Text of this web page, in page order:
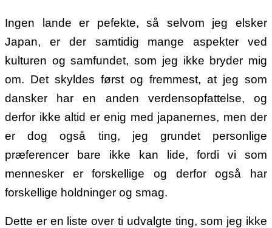
Ingen lande er pefekte, så selvom jeg elsker
Japan, er der samtidig mange aspekter ved
kulturen og samfundet, som jeg ikke bryder mig
om. Det skyldes først og fremmest, at jeg som
dansker har en anden verdensopfattelse, og
derfor ikke altid er enig med japanernes, men der
er dog også ting, jeg grundet personlige
præferencer bare ikke kan lide, fordi vi som
mennesker er forskellige og derfor også har
forskellige holdninger og smag.
Dette er en liste over ti udvalgte ting, som jeg ikke